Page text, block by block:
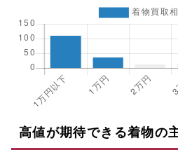
高値が期待できる着物の